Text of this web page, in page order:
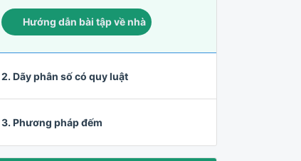
Hướng dẫn bài tập về nhà
2. Dãy phân số có quy luật
3. Phương pháp đếm